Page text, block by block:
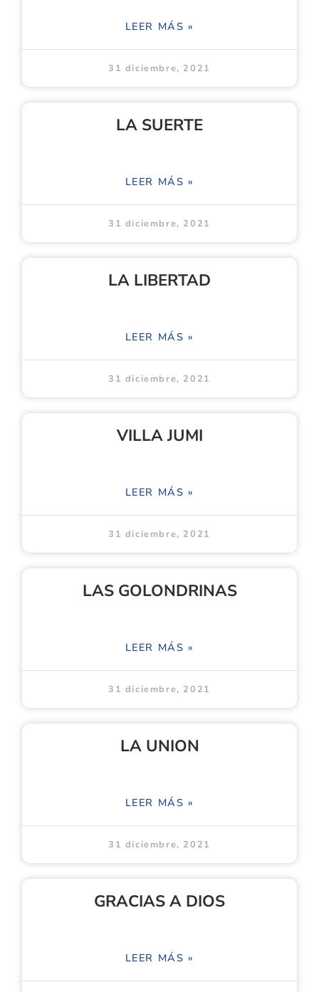
LEER MÁS »
31 diciembre, 2021
LA SUERTE
LEER MÁS »
31 diciembre, 2021
LA LIBERTAD
LEER MÁS »
31 diciembre, 2021
VILLA JUMI
LEER MÁS »
31 diciembre, 2021
LAS GOLONDRINAS
LEER MÁS »
31 diciembre, 2021
LA UNION
LEER MÁS »
31 diciembre, 2021
GRACIAS A DIOS
LEER MÁS »